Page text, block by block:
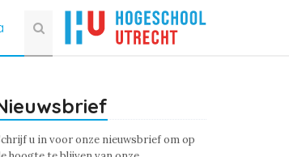
u in voor onze nieuwsbrief om op